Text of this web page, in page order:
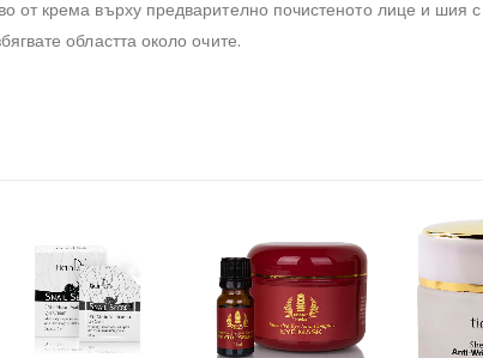
от крема върху предварително почистеното лице и шия
областта около очите.